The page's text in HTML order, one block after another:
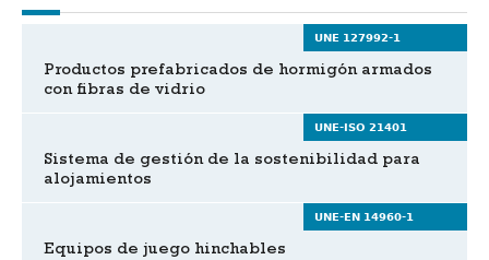
UNE 127992-1
Productos prefabricados de hormigón armados
con fibras de vidrio
UNE-ISO 21401
Sistema de gestión de la sostenibilidad para
alojamientos
UNE-EN 14960-1
Equipos de juego hinchables